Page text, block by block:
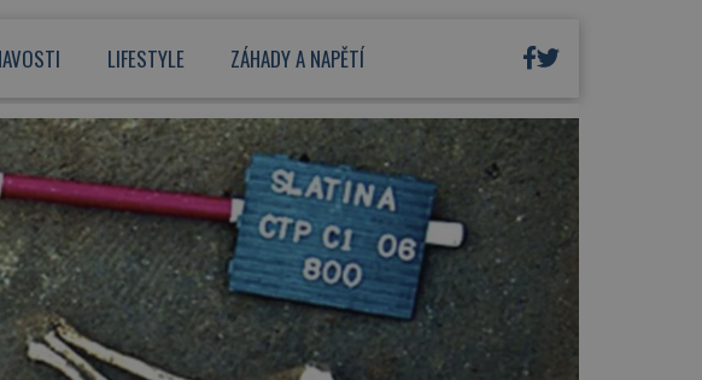
LIFESTYLE ZÁHADY A NAPĚTÍ